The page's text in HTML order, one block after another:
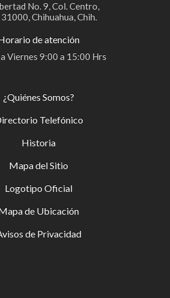
No. 9, Col. Centro,
31000, Chihuahua, Chih.
de atención
a Viernes 9:00 a 15:00 Hrs
¿Quiénes Somos?
Telefónico
Historia
Mapa del Sitio
Logotipo Oficial
de Ubicación
de Privacidad